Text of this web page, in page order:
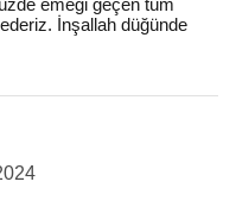
emeği geçen tüm
İnşallah düğünde